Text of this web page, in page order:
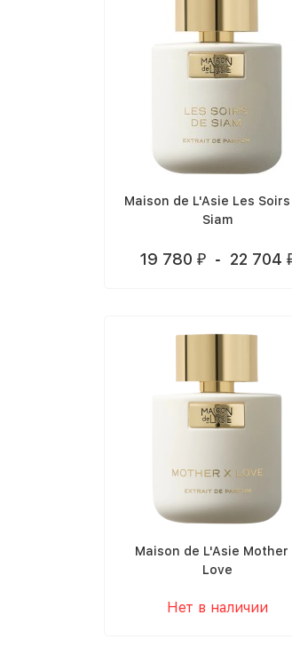
Maison de L'Asie Les
Siam
19 780 ₽ - 22 704
Maison de L'Asie Mother
Love
Нет в наличии